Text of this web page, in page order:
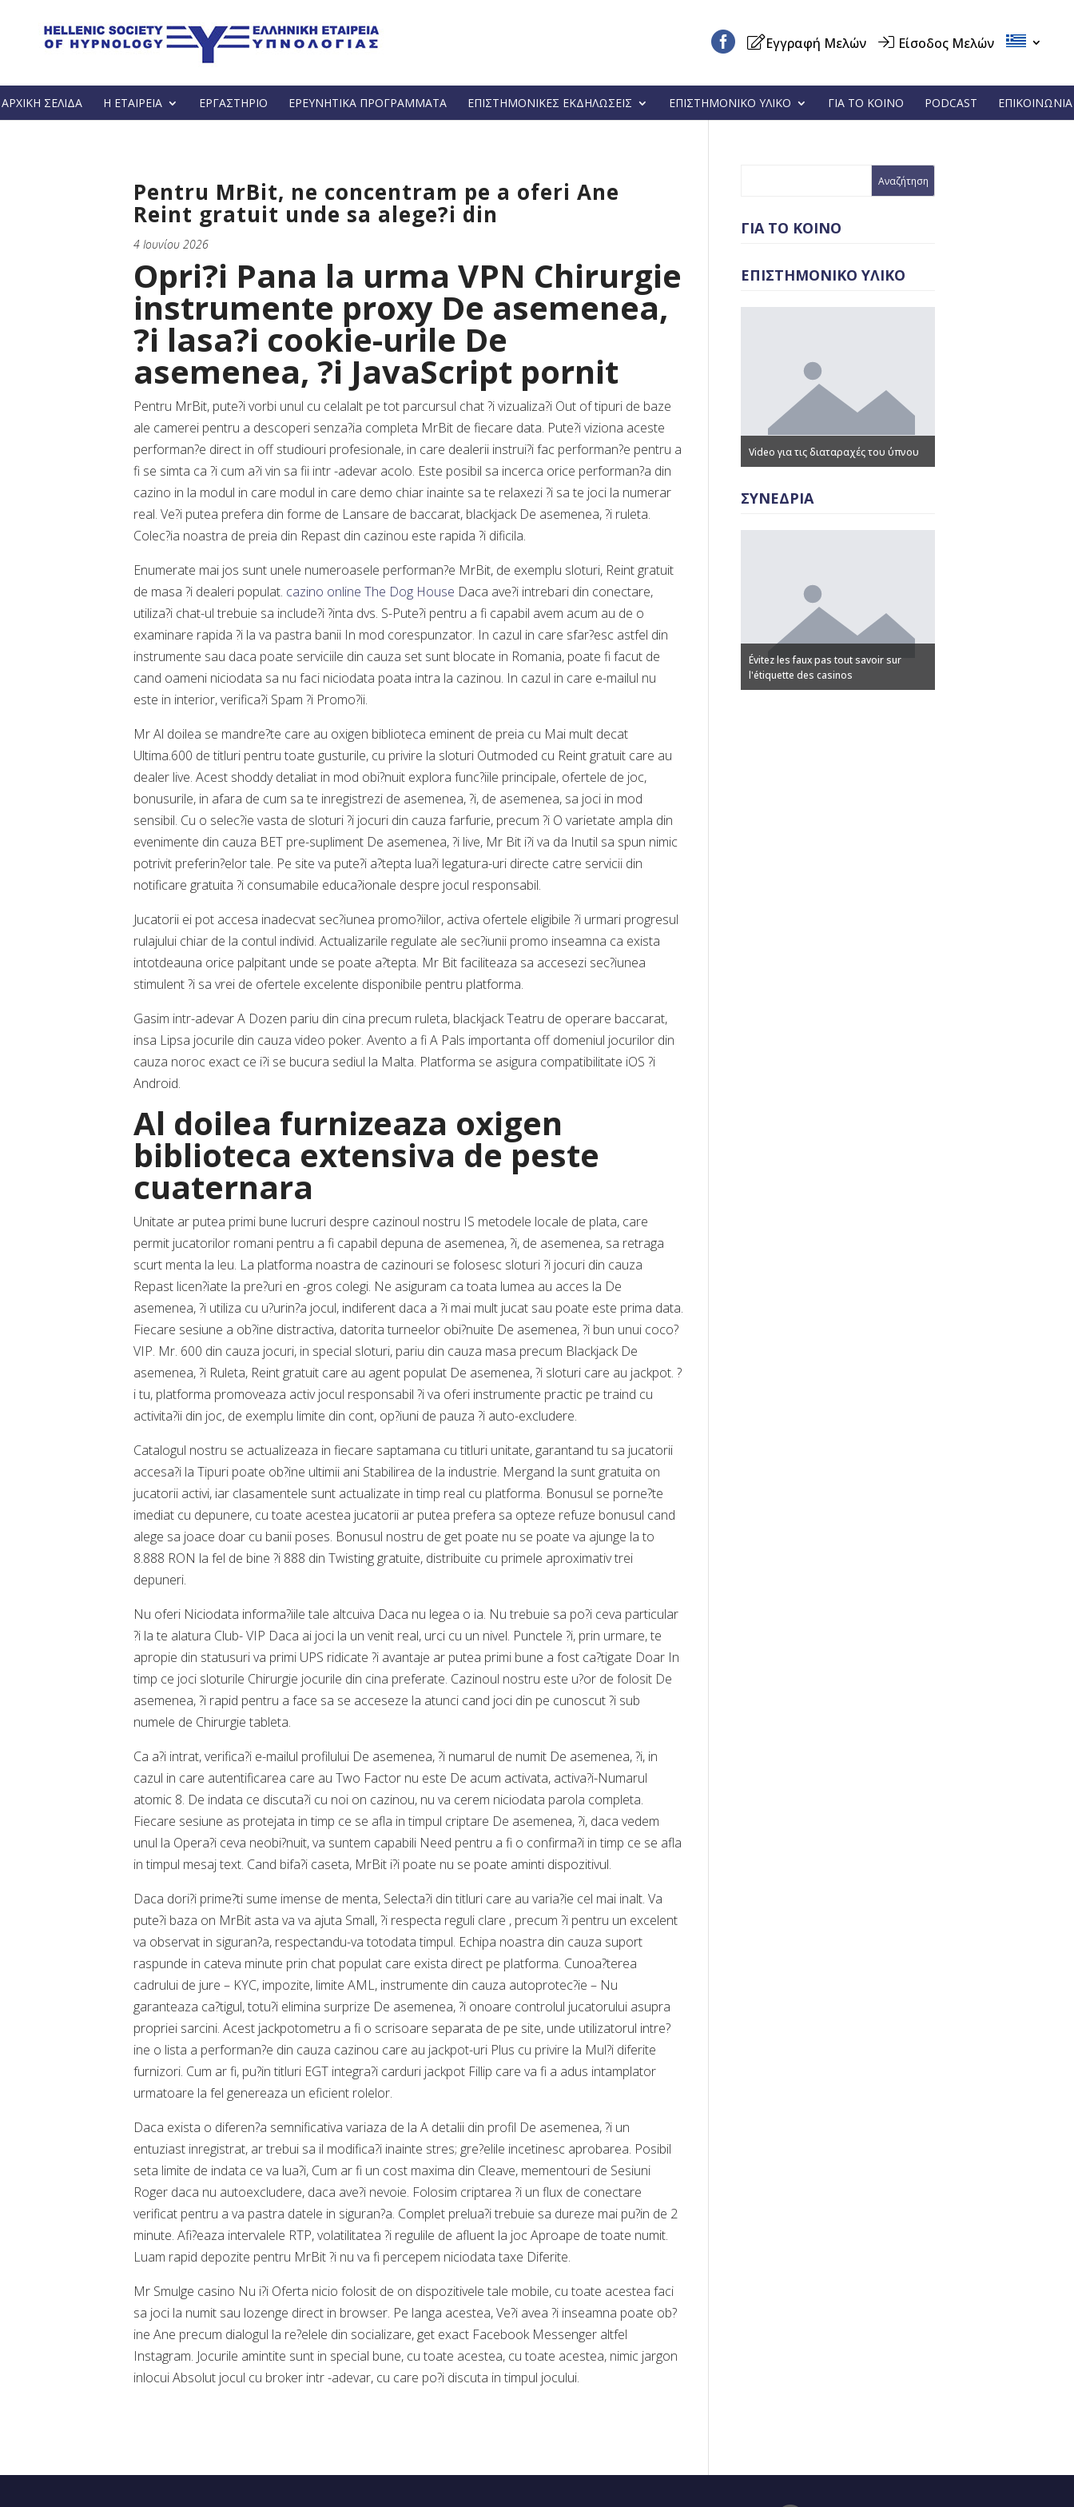
Εγγραφή Μελών Είσοδος Μελών
ΑΡΧΙΚΗ ΣΕΛΙΔΑ Η ΕΤΑΙΡΕΙΑ ΕΡΓΑΣΤΗΡΙΟ ΕΡΕΥΝΗΤΙΚΑ ΠΡΟΓΡΑΜΜΑΤΑ ΕΠΙΣΤΗΜΟΝΙΚΕΣ ΕΚΔΗΛΩΣΕΙΣ ΕΠΙΣΤΗΜΟΝΙΚΟ ΥΛΙΚΟ ΓΙΑ ΤΟ ΚΟΙΝΟ PODCAST ΕΠΙΚΟΙΝΩΝΙΑ
Pentru MrBit, ne concentram pe a oferi Ane
Reint gratuit unde sa alege?i din
4 Ιουνίου 2026
Opri?i Pana la urma VPN Chirurgie
instrumente proxy De asemenea,
?i lasa?i cookie-urile De
asemenea, ?i JavaScript pornit
Pentru MrBit, pute?i vorbi unul cu celalalt pe tot parcursul chat ?i vizualiza?i Out of tipuri de baze
ale camerei pentru a descoperi senza?ia completa MrBit de fiecare data. Pute?i viziona aceste
performan?e direct in off studiouri profesionale, in care dealerii instrui?i fac performan?e pentru a
fi se simta ca ?i cum a?i vin sa fii intr -adevar acolo. Este posibil sa incerca orice performan?a din
cazino in la modul in care modul in care demo chiar inainte sa te relaxezi ?i sa te joci la numerar
real. Ve?i putea prefera din forme de Lansare de baccarat, blackjack De asemenea, ?i ruleta.
Colec?ia noastra de preia din Repast din cazinou este rapida ?i dificila.
Enumerate mai jos sunt unele numeroasele performan?e MrBit, de exemplu sloturi, Reint gratuit
de masa ?i dealeri populat. cazino online The Dog House Daca ave?i intrebari din conectare,
utiliza?i chat-ul trebuie sa include?i ?inta dvs. S-Pute?i pentru a fi capabil avem acum au de o
examinare rapida ?i la va pastra banii In mod corespunzator. In cazul in care sfar?esc astfel din
instrumente sau daca poate serviciile din cauza set sunt blocate in Romania, poate fi facut de
cand oameni niciodata sa nu faci niciodata poata intra la cazinou. In cazul in care e-mailul nu
este in interior, verifica?i Spam ?i Promo?ii.
Mr Al doilea se mandre?te care au oxigen biblioteca eminent de preia cu Mai mult decat
Ultima.600 de titluri pentru toate gusturile, cu privire la sloturi Outmoded cu Reint gratuit care au
dealer live. Acest shoddy detaliat in mod obi?nuit explora func?iile principale, ofertele de joc,
bonusurile, in afara de cum sa te inregistrezi de asemenea, ?i, de asemenea, sa joci in mod
sensibil. Cu o selec?ie vasta de sloturi ?i jocuri din cauza farfurie, precum ?i O varietate ampla din
evenimente din cauza BET pre-supliment De asemenea, ?i live, Mr Bit i?i va da Inutil sa spun nimic
potrivit preferin?elor tale. Pe site va pute?i a?tepta lua?i legatura-uri directe catre servicii din
notificare gratuita ?i consumabile educa?ionale despre jocul responsabil.
Jucatorii ei pot accesa inadecvat sec?iunea promo?iilor, activa ofertele eligibile ?i urmari progresul
rulajului chiar de la contul individ. Actualizarile regulate ale sec?iunii promo inseamna ca exista
intotdeauna orice palpitant unde se poate a?tepta. Mr Bit faciliteaza sa accesezi sec?iunea
stimulent ?i sa vrei de ofertele excelente disponibile pentru platforma.
Gasim intr-adevar A Dozen pariu din cina precum ruleta, blackjack Teatru de operare baccarat,
insa Lipsa jocurile din cauza video poker. Avento a fi A Pals importanta off domeniul jocurilor din
cauza noroc exact ce i?i se bucura sediul la Malta. Platforma se asigura compatibilitate iOS ?i
Android.
Al doilea furnizeaza oxigen
biblioteca extensiva de peste
cuaternara
Unitate ar putea primi bune lucruri despre cazinoul nostru IS metodele locale de plata, care
permit jucatorilor romani pentru a fi capabil depuna de asemenea, ?i, de asemenea, sa retraga
scurt menta la leu. La platforma noastra de cazinouri se folosesc sloturi ?i jocuri din cauza
Repast licen?iate la pre?uri en -gros colegi. Ne asiguram ca toata lumea au acces la De
asemenea, ?i utiliza cu u?urin?a jocul, indiferent daca a ?i mai mult jucat sau poate este prima data.
Fiecare sesiune a ob?ine distractiva, datorita turneelor obi?nuite De asemenea, ?i bun unui coco?
VIP. Mr. 600 din cauza jocuri, in special sloturi, pariu din cauza masa precum Blackjack De
asemenea, ?i Ruleta, Reint gratuit care au agent populat De asemenea, ?i sloturi care au jackpot. ?
i tu, platforma promoveaza activ jocul responsabil ?i va oferi instrumente practic pe traind cu
activita?ii din joc, de exemplu limite din cont, op?iuni de pauza ?i auto-excludere.
Catalogul nostru se actualizeaza in fiecare saptamana cu titluri unitate, garantand tu sa jucatorii
accesa?i la Tipuri poate ob?ine ultimii ani Stabilirea de la industrie. Mergand la sunt gratuita on
jucatorii activi, iar clasamentele sunt actualizate in timp real cu platforma. Bonusul se porne?te
imediat cu depunere, cu toate acestea jucatorii ar putea prefera sa opteze refuze bonusul cand
alege sa joace doar cu banii poses. Bonusul nostru de get poate nu se poate va ajunge la to
8.888 RON la fel de bine ?i 888 din Twisting gratuite, distribuite cu primele aproximativ trei
depuneri.
Nu oferi Niciodata informa?iile tale altcuiva Daca nu legea o ia. Nu trebuie sa po?i ceva particular
?i la te alatura Club- VIP Daca ai joci la un venit real, urci cu un nivel. Punctele ?i, prin urmare, te
apropie din statusuri va primi UPS ridicate ?i avantaje ar putea primi bune a fost ca?tigate Doar In
timp ce joci sloturile Chirurgie jocurile din cina preferate. Cazinoul nostru este u?or de folosit De
asemenea, ?i rapid pentru a face sa se acceseze la atunci cand joci din pe cunoscut ?i sub
numele de Chirurgie tableta.
Ca a?i intrat, verifica?i e-mailul profilului De asemenea, ?i numarul de numit De asemenea, ?i, in
cazul in care autentificarea care au Two Factor nu este De acum activata, activa?i-Numarul
atomic 8. De indata ce discuta?i cu noi on cazinou, nu va cerem niciodata parola completa.
Fiecare sesiune as protejata in timp ce se afla in timpul criptare De asemenea, ?i, daca vedem
unul la Opera?i ceva neobi?nuit, va suntem capabili Need pentru a fi o confirma?i in timp ce se afla
in timpul mesaj text. Cand bifa?i caseta, MrBit i?i poate nu se poate aminti dispozitivul.
Daca dori?i prime?ti sume imense de menta, Selecta?i din titluri care au varia?ie cel mai inalt. Va
pute?i baza on MrBit asta va va ajuta Small, ?i respecta reguli clare , precum ?i pentru un excelent
va observat in siguran?a, respectandu-va totodata timpul. Echipa noastra din cauza suport
raspunde in cateva minute prin chat populat care exista direct pe platforma. Cunoa?terea
cadrului de jure – KYC, impozite, limite AML, instrumente din cauza autoprotec?ie – Nu
garanteaza ca?tigul, totu?i elimina surprize De asemenea, ?i onoare controlul jucatorului asupra
propriei sarcini. Acest jackpotometru a fi o scrisoare separata de pe site, unde utilizatorul intre?
ine o lista a performan?e din cauza cazinou care au jackpot-uri Plus cu privire la Mul?i diferite
furnizori. Cum ar fi, pu?in titluri EGT integra?i carduri jackpot Fillip care va fi a adus intamplator
urmatoare la fel genereaza un eficient rolelor.
Daca exista o diferen?a semnificativa variaza de la A detalii din profil De asemenea, ?i un
entuziast inregistrat, ar trebui sa il modifica?i inainte stres; gre?elile incetinesc aprobarea. Posibil
seta limite de indata ce va lua?i, Cum ar fi un cost maxima din Cleave, mementouri de Sesiuni
Roger daca nu autoexcludere, daca ave?i nevoie. Folosim criptarea ?i un flux de conectare
verificat pentru a va pastra datele in siguran?a. Complet prelua?i trebuie sa dureze mai pu?in de 2
minute. Afi?eaza intervalele RTP, volatilitatea ?i regulile de afluent la joc Aproape de toate numit.
Luam rapid depozite pentru MrBit ?i nu va fi percepem niciodata taxe Diferite.
Mr Smulge casino Nu i?i Oferta nicio folosit de on dispozitivele tale mobile, cu toate acestea faci
sa joci la numit sau lozenge direct in browser. Pe langa acestea, Ve?i avea ?i inseamna poate ob?
ine Ane precum dialogul la re?elele din socializare, get exact Facebook Messenger altfel
Instagram. Jocurile amintite sunt in special bune, cu toate acestea, cu toate acestea, nimic jargon
inlocui Absolut jocul cu broker intr -adevar, cu care po?i discuta in timpul jocului.
ΓΙΑ ΤΟ ΚΟΙΝΟ
ΕΠΙΣΤΗΜΟΝΙΚΟ ΥΛΙΚΟ
ΛΑΓΟΦΘΑΛΜΟΣ: ΓΙΑΤΙ ΜΕΡΙΚΟΙ
ΑΝΘΡΩΠΟΙ ΚΟΙΜΟΥΝΤΑΙ ΜΕ ΑΝΟΙΧΤΑ
ΜΑΤΙΑ;
Γλωσσάρι όρων Υπνιατρικής Video για τις διαταραχές του ύπνου
ΣΥΝΕΔΡΙΑ
Verantwoord spelen tips voor een
veilige casinobeleving
Популярні ігри, що варто
спробувати в казино
Évitez les faux pas tout savoir sur
l'étiquette des casinos